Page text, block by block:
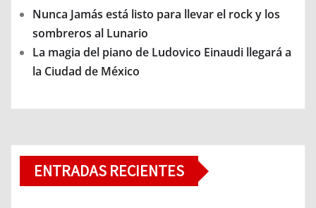
Nunca Jamás está listo para llevar el rock y los
sombreros al Lunario
La magia del piano de Ludovico Einaudi llegará a
la Ciudad de México
ENTRADAS RECIENTES